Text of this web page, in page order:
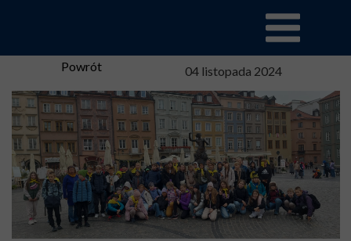
Powrót 04 listopada 2024